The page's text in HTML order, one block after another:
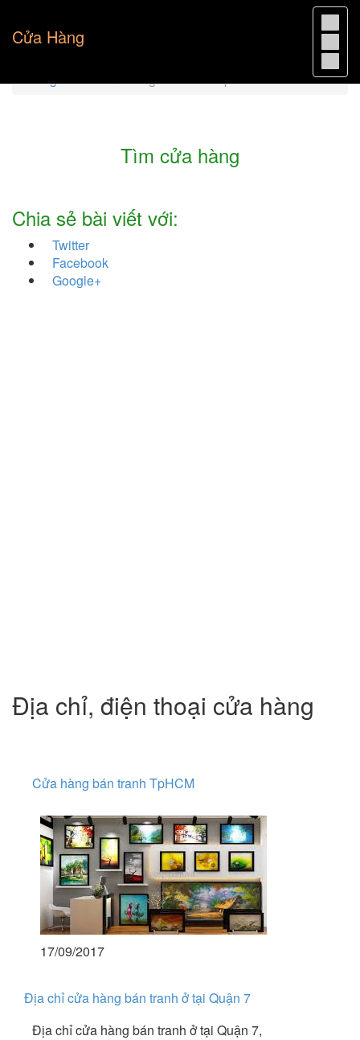
Cửa Hàng
Trang chủ Cửa hàng bán tranh TpHCM
Tìm cửa hàng
Chia sẻ bài viết với:
Twitter
Facebook
Google+
Địa chỉ, điện thoại cửa hàng
Cửa hàng bán tranh TpHCM
17/09/2017
Địa chỉ cửa hàng bán tranh ở tại Quận 7
Địa chỉ cửa hàng bán tranh ở tại Quận 7,